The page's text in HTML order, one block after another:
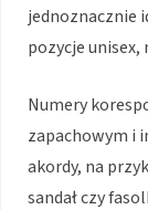
jednoznacznie
pozycje
Numery
zapachowym i
akordy, na
sandał czy